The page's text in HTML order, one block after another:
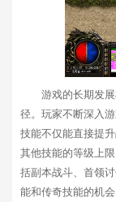
游戏的长期发
径。玩家不断深入
技能不仅能直接提
其他技能的等级上
括副本战斗、首领
能和传奇技能的机